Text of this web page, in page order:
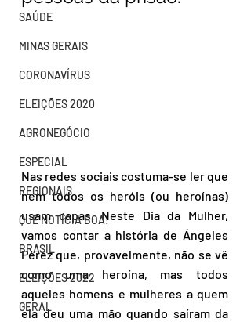
SAÚDE
MINAS GERAIS
CORONAVÍRUS
ELEIÇÕES 2020
AGRONEGÓCIO
ESPECIAL
REGIONAIS
QUE NOTÍCIA BOA!
BRASIL
ELEIÇÕES 2022
GERAL
Nas redes sociais costuma-se ler que
nem todos os heróis (ou heroínas)
usam capas. Neste Dia da Mulher,
vamos contar a história de Ángeles
Pérez que, provavelmente, não se vê
como uma heroína, mas todos
aqueles homens e mulheres a quem
ela deu uma mão quando saíram da